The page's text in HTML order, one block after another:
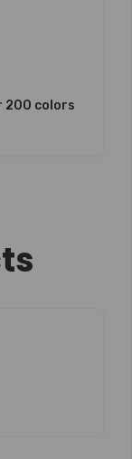
200 colors